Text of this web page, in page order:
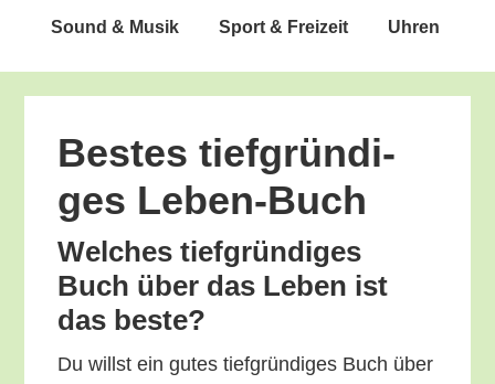
Sound & Musik Sport & Freizeit Uhren
Bes­tes tief­grün­di­
ges Leben-Buch
Wel­ches tief­grün­di­ges
Buch über das Leben ist
das beste?
Du willst ein gutes tief­grün­di­ges Buch über